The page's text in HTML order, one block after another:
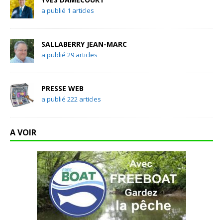
a publié 1 articles
SALLABERRY JEAN-MARC
a publié 29 articles
PRESSE WEB
a publié 222 articles
A VOIR